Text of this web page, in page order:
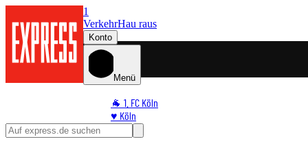
1
VerkehrHau raus
Konto
Menü
🐐 1. FC Köln
♥️ Köln
⭐ Promi